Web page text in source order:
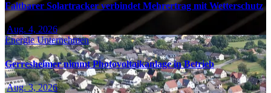
Faltbarer Solartracker verbindet Mehrertrag mit Wetterschutz
Aug. 4, 2026
EnergieUnternehmen
Gerresheimer nimmt Photovoltaikanlage in Betrieb
Aug. 3, 2026